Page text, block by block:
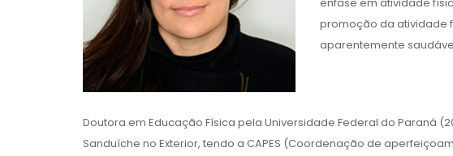
promoção da atividade
aparentemente
Doutora em Educação Física pela Universidade Federal do Paraná
Sanduíche no Exterior, tendo a CAPES (Coordenação de